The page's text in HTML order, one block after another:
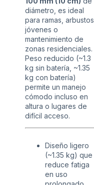
diámetro, es ideal
para ramas, arbustos
jóvenes o
mantenimiento de
zonas residenciales.
Peso reducido (~1.3
kg sin batería, ~1.35
kg con batería)
permite un manejo
cómodo incluso en
altura o lugares de
difícil acceso.
Diseño ligero
(~1.35 kg) que
reduce fatiga
en uso